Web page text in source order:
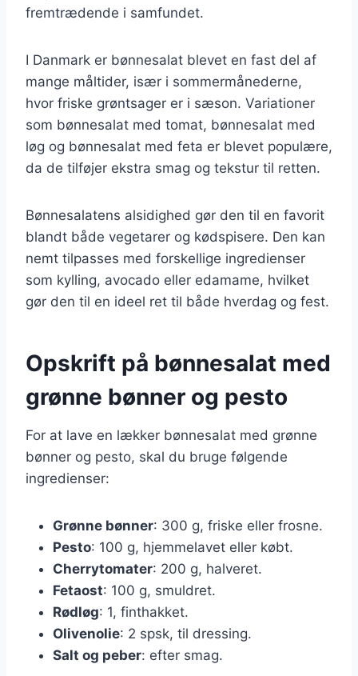
fremtrædende i samfundet.
I Danmark er bønnesalat blevet en fast del af
mange måltider, især i sommermånederne,
hvor friske grøntsager er i sæson. Variationer
som bønnesalat med tomat, bønnesalat med
løg og bønnesalat med feta er blevet populære,
da de tilføjer ekstra smag og tekstur til retten.
Bønnesalatens alsidighed gør den til en favorit
blandt både vegetarer og kødspisere. Den kan
nemt tilpasses med forskellige ingredienser
som kylling, avocado eller edamame, hvilket
gør den til en ideel ret til både hverdag og fest.
Opskrift på bønnesalat med
grønne bønner og pesto
For at lave en lækker bønnesalat med grønne
bønner og pesto, skal du bruge følgende
ingredienser:
Grønne bønner: 300 g, friske eller frosne.
Pesto: 100 g, hjemmelavet eller købt.
Cherrytomater: 200 g, halveret.
Fetaost: 100 g, smuldret.
Rødløg: 1, finthakket.
Olivenolie: 2 spsk, til dressing.
Salt og peber: efter smag.